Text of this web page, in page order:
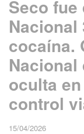
Seco fue
Nacional
cocaína.
oculta
control
15/04/2026